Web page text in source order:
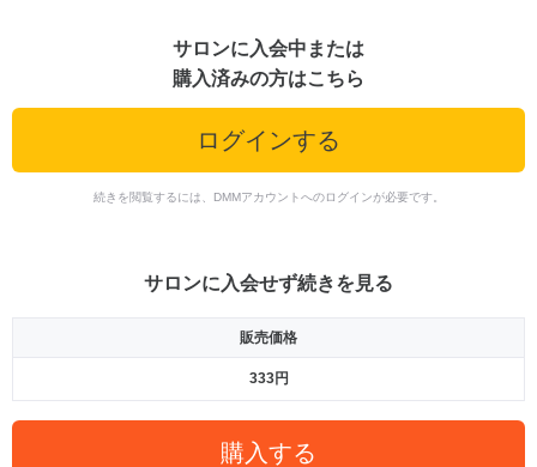
サロンに入会中または
購入済みの方はこちら
ログインする
続きを閲覧するには、DMMアカウントへのログインが必要です。
サロンに入会せず続きを見る
販売価格
333円
購入する